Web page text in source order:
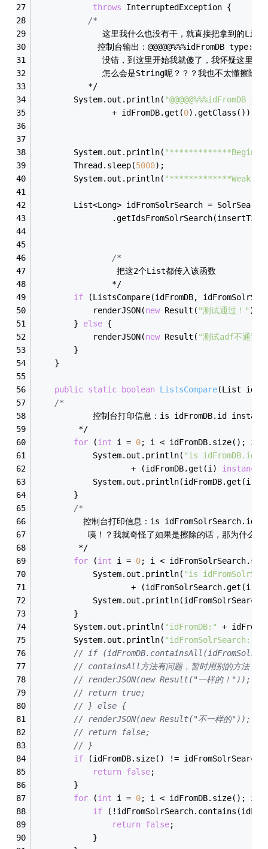
throws InterruptedException {
/*
这里我什么也没有干，就直接把拿到的List
控制台输出：@@@@@%%%idFromDB
没错，到这里开始我就傻了，我怀疑这里有
怎么会是String呢？？？我也不太懂擦除，
           */
		System.out.println(
"@@@@@%%%idFromDB
				+ idFromDB.get(
0).getClass());
		System.out.println(
"*************Begin
		Thread.sleep(
5000);
		System.out.println(
"*************Weak
List<Long> idFromSolrSearch =
/*
                 把这2个List都传入该函数
                */
if (ListsCompare(idFromDB,
			renderJSON(
new Result( "测试通过！" ));
		}
else {
			renderJSON(
new Result( "测试adf不通过
		}
	}
public static boolean ListsCompare(List
/*
控制台打印信息：is idFromDB.id
         */
for (int i = 0; i < idFromDB.size();
			System.out.println(
"is idFromDB.id
					+ (idFromDB.get(i)
			System.out.println(idFromDB.get(i));
		}
/*
控制台打印信息：is idFromSolrSearch.id
咦！？我就奇怪了如果是擦除的话，那为什么
         */
for (int i = 0; i <
			System.out.println(
"is
					+ (idFromSolrSearch.get(i)
		}
		System.out.println(
"idFromDB:"
+
		System.out.println(
"idFromSolrSearch:"
// if
// containsAll方法有问题，暂时用别的方法
// renderJSON(new Result("一样的！"));
// return true;
// } else {
// renderJSON(new Result("不一样的"));
// return false;
// }
if (idFromDB.size() !=
return false;
		}
for (int i = 0; i < idFromDB.size();
if
return false;
			}